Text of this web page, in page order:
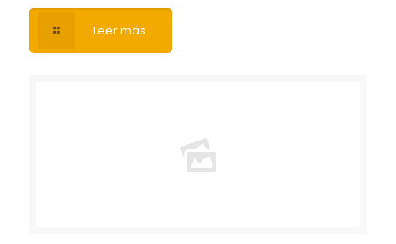
Leer más